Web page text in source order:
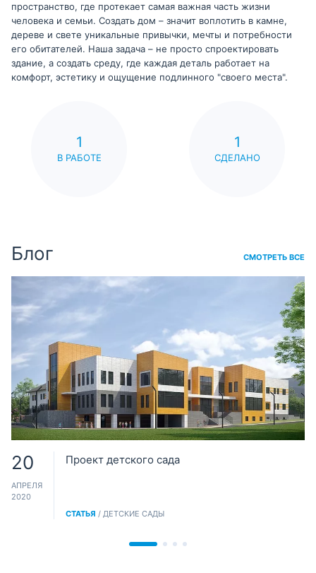
пространство, где протекает самая важная часть жизни
человека и семьи. Создать дом – значит воплотить в камне,
дереве и свете уникальные привычки, мечты и потребности
его обитателей. Наша задача – не просто спроектировать
здание, а создать среду, где каждая деталь работает на
комфорт, эстетику и ощущение подлинного "своего места".
1
В РАБОТЕ
1
СДЕЛАНО
Блог СМОТРЕТЬ ВСЕ
20
АПРЕЛЯ
2020
Проект детского сада
СТАТЬЯ / ДЕТСКИЕ САДЫ